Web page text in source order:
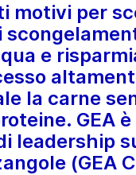
motivi per
e
la carne
GEA
leadership
(GEA